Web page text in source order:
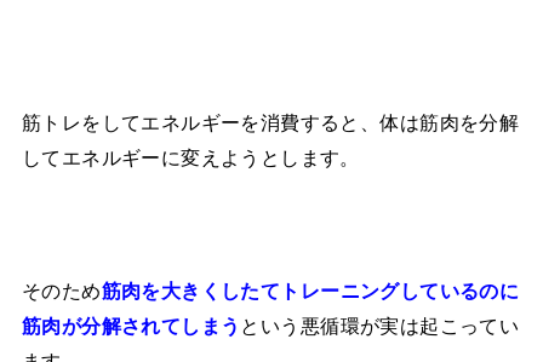
筋トレをしてエネルギーを消費すると、体は筋肉を分解
してエネルギーに変えようとします。
そのため筋肉を大きくしたてトレーニングしているのに
筋肉が分解されてしまう という悪循環が実は起こってい